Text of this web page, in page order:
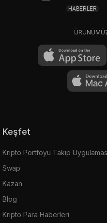
HABERLER
Keşfet
Kripto Portföyü Takip
Swap
Kazan
Blog
Kripto Para Haberleri